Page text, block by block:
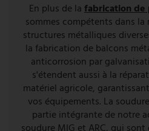
En plus de lafabrication de
sommes compétents dans
structures métalliques
la fabrication de balcons
anticorrosion par
s'étendent aussi à la
matériel agricole,
vos équipements. La
partie intégrante de notre